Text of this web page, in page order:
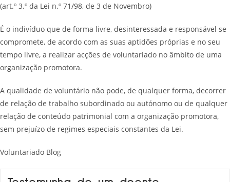
(art.º 3.º da Lei n.º 71/98, de 3 de Novembro)
É o indivíduo que de forma livre, desinteressada e responsável se
compromete, de acordo com as suas aptidões próprias e no seu
tempo livre, a realizar acções de voluntariado no âmbito de uma
organização promotora.
A qualidade de voluntário não pode, de qualquer forma, decorrer
de relação de trabalho subordinado ou autónomo ou de qualquer
relação de conteúdo patrimonial com a organização promotora,
sem prejuízo de regimes especiais constantes da Lei.
Voluntariado Blog